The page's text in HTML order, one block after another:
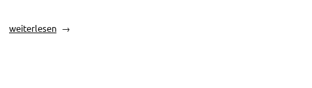
„Versicherungsprämie
weiterlesen